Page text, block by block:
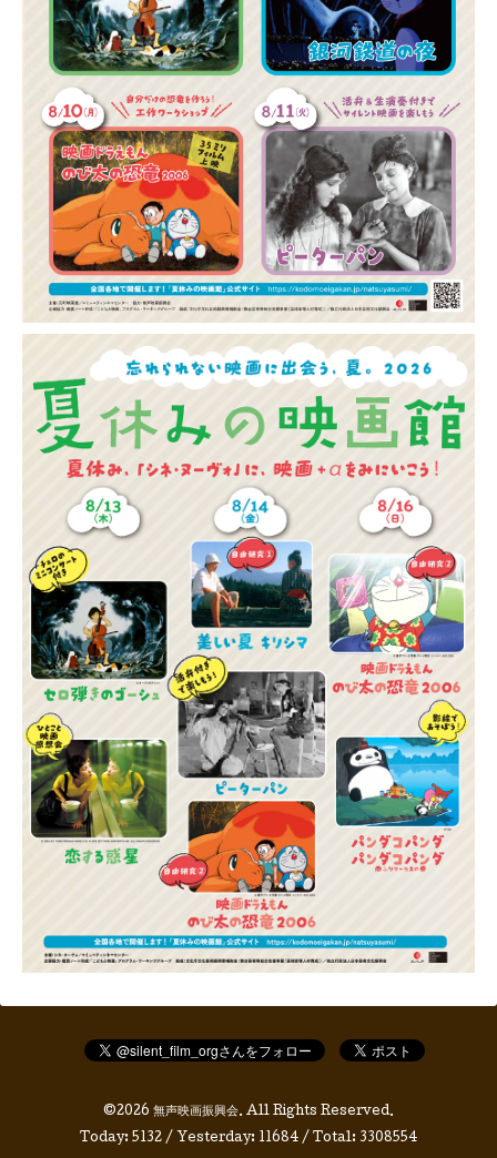
©2026 無声映画振興会. All Rights Reserved.
Today: 5132 / Yesterday: 11684 / Total: 3308554